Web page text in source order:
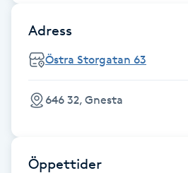
Gravidmassage
Gruppträning
Adress
Östra Storgatan 63
646 32, Gnesta
Öppettider